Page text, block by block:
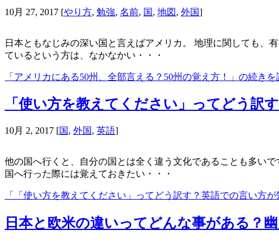
10月 27, 2017 [やり方, 勉強, 名前, 国, 地図 , 外国]
日本ともなじみの深い国と言えばアメリカ。 地理に関しても、
ているという方は、なかなかい・・・
「アメリカにある50州、全部言える？50州の覚え方！」の続きを
「使い方を教えてください」ってどう訳
10月 2, 2017 [国, 外国, 英語]
他の国へ行くと、自分の国とは全く違う文化であることも多い
国へ行った際には覚えておきたい・・・
「「使い方を教えてください」ってどう訳す？英語での言い方
日本と欧米の違いってどんな事がある？